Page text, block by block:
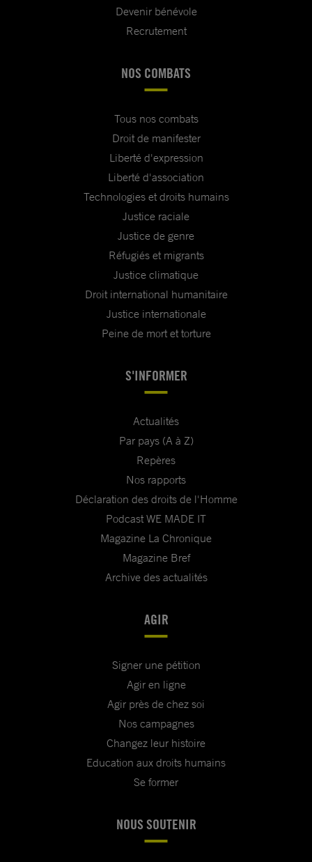
Devenir bénévole
Recrutement
NOS COMBATS
Tous nos combats
Droit de manifester
Liberté d'expression
Liberté d'association
Technologies et droits humains
Justice raciale
Justice de genre
Réfugiés et migrants
Justice climatique
Droit international humanitaire
Justice internationale
Peine de mort et torture
S'INFORMER
Actualités
Par pays (A à Z)
Repères
Nos rapports
Déclaration des droits de l'Homme
Podcast WE MADE IT
Magazine La Chronique
Magazine Bref
Archive des actualités
AGIR
Signer une pétition
Agir en ligne
Agir près de chez soi
Nos campagnes
Changez leur histoire
Education aux droits humains
Se former
NOUS SOUTENIR